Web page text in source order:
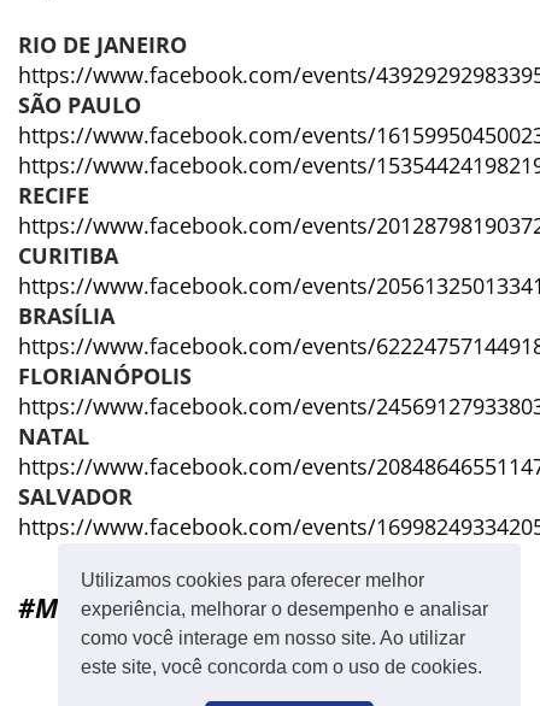
Utilizamos cookies para oferecer melhor
experiência, melhorar o desempenho e analisar
como você interage em nosso site. Ao utilizar
este site, você concorda com o uso de cookies.
RIO DE JANEIRO
https://www.facebook.com/events/
SÃO PAULO
https://www.facebook.com/events/
https://www.facebook.com/events/
RECIFE
https://www.facebook.com/events/
CURITIBA
https://www.facebook.com/events/
BRASÍLIA
https://www.facebook.com/events/
FLORIANÓPOLIS
https://www.facebook.com/events/
NATAL
https://www.facebook.com/events/
SALVADOR
https://www.facebook.com/events/
#MariellePresente